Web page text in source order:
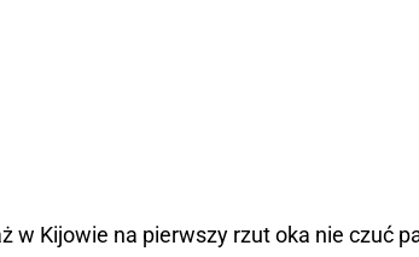
w Kijowie na pierwszy rzut oka nie czuć